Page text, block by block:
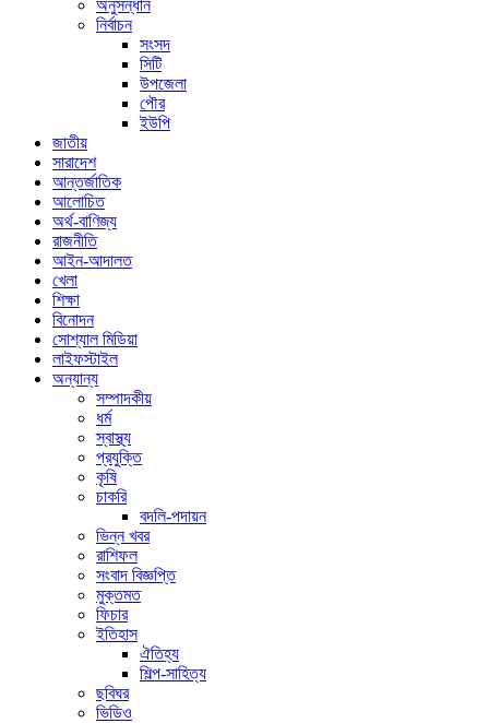
অনুসন্ধান
নির্বাচন
সংসদ
সিটি
উপজেলা
পৌর
ইউপি
জাতীয়
সারাদেশ
আন্তর্জাতিক
আলোচিত
অর্থ-বাণিজ্য
রাজনীতি
আইন-আদালত
খেলা
শিক্ষা
বিনোদন
সোশ্যাল মিডিয়া
লাইফস্টাইল
অন্যান্য
সম্পাদকীয়
ধর্ম
স্বাস্থ্য
প্রযুক্তি
কৃষি
চাকরি
বদলি-পদায়ন
ভিন্ন খবর
রাশিফল
সংবাদ বিজ্ঞপ্তি
মুক্তমত
ফিচার
ইতিহাস
ঐতিহ্য
শিল্প-সাহিত্য
ছবিঘর
ভিডিও